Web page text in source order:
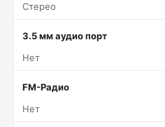
Стерео
3.5 мм аудио порт
Нет
FM-Радио
Нет